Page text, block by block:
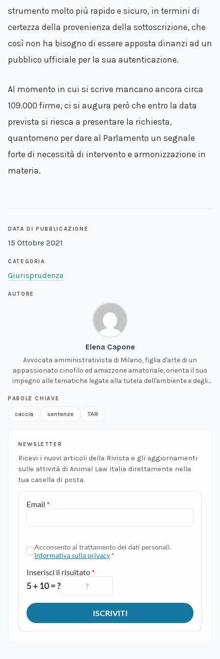
DATA DI PUBBLICAZIONE
15 Ottobre 2021
CATEGORIA
Giurisprudenza
AUTORE
Elena Capone
Avvocata amministrativista di Milano, figlia d'arte di un
appassionato cinofilo ed amazzone amatoriale, orienta il suo
impegno alle tematiche legate alla tutela dell'ambiente e degli
PAROLE CHIAVE
caccia sentenze TAR
NEWSLETTER
Ricevi i nuovi articoli della Rivista e gli aggiornamenti
sulle attività di Animal Law Italia direttamente nella
tua casella di posta.
strumento molto più rapido e sicuro, in termini di
certezza della provenienza della sottoscrizione, che
così non ha bisogno di essere apposta dinanzi ad un
pubblico ufficiale per la sua autenticazione.
Al momento in cui si scrive mancano ancora circa
109.000 firme, ci si augura però che entro la data
prevista si riesca a presentare la richiesta,
quantomeno per dare al Parlamento un segnale
forte di necessità di intervento e armonizzazione in
materia.